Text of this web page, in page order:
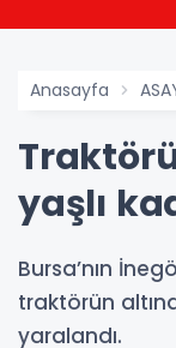
Anasayfa
yaşlı
Bursa’nın
traktörün
yaralandı.